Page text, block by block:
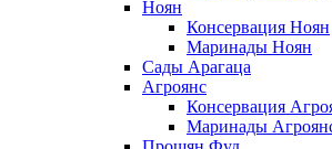
Ноян
Консервация Ноян
Маринады Ноян
Сады Арагаца
Агроянс
Консервация
Маринады